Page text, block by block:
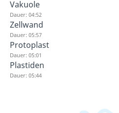
Vakuole
Dauer: 04:52
Zellwand
Dauer: 05:57
Protoplast
Dauer: 05:01
Plastiden
Dauer: 05:44